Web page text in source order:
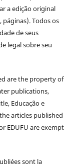
a edição original
páginas). Todos os
de seus
legal sobre seu
are the property of
publications,
Educação e
articles published
EDUFU are exempt
sont la